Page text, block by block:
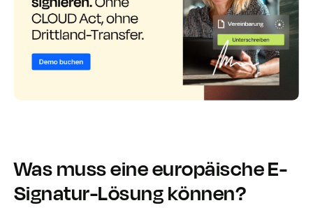
Was muss eine europäische E-
Signatur-Lösung können?